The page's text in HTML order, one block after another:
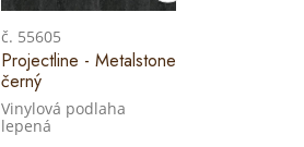
č. 55605
Projectline - Metalstone
černý
Vinylová podlaha
lepená